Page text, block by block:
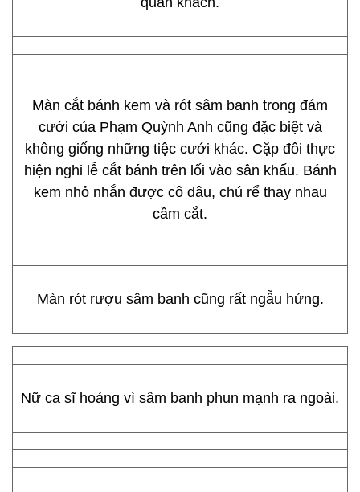
Màn cắt bánh kem và rót sâm banh trong đám
cưới của Phạm Quỳnh Anh cũng đặc biệt và
không giống những tiệc cưới khác. Cặp đôi thực
hiện nghi lễ cắt bánh trên lối vào sân khấu. Bánh
kem nhỏ nhắn được cô dâu, chú rể thay nhau
cầm cắt.
Màn rót rượu sâm banh cũng rất ngẫu hứng.
Nữ ca sĩ hoảng vì sâm banh phun mạnh ra ngoài.